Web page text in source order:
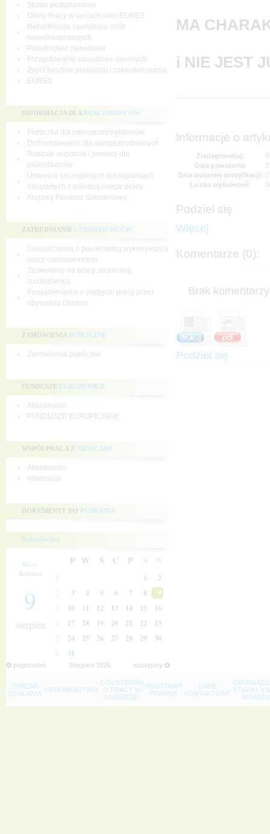
Studia podyplomowe
Oferty Pracy w ramach sieci EURES
Rehabilitacja zawodowa osób
niepełnosprawnych
Poradnictwo zawodowe
Przygotowanie zawodowe dorosłych
Zwrot kosztów przejazdu i zakwaterowania
EURES
INFORMACJA DLA PRACODAWCÓW
Pożyczka dla mikroprzedsiębiorców
Dofinansowania dla samozatrudnionych
Rodzaje wsparcia i pomocy dla
pracodawców
Ustawa o szczególnych rozwiązaniach
związanych z ochroną miejsc pracy
Krajowy Fundusz Szkoleniowy
ZATRUDNIANIE CUDZOZIEMCÓW
Oświadczenia o powierzeniu wykonywania
pracy cudzoziemcowi
Zezwolenie na pracę sezonową
cudzoziemca
Powiadomienie o podjęciu pracy przez
obywatela Ukrainy
ZAMÓWIENIA PUBLICZNE
Zamówienia publiczne
FUNDUSZE EUROPEJSKIE
Aktualności
FUNDUSZE EUROPEJSKIE
WSPÓŁPRACA Z NIEMCAMI
Aktualności
Informacje
DOKUMENTY DO POBRANIA
Kalendarium
Klary
Romana
9
sierpien
P W Ś C P S N
1 1 2
2 3 4 5 6 7 8 9
3 10 11 12 13 14 15 16
4 17 18 19 20 21 22 23
5 24 25 26 27 28 29 30
6 31
poprzedni następny
Sierpien 2026
MA
i NIE JEST
Informacje o
Zredagował(a):
Data powstania:
Data ostatniej modyfikacji:
Liczba wyświetleń:
Podziel się
Więcej
Komentarze (0):
Brak
Podziel się
OBSZAR
DZIAŁANIA KIEROWNICTWO
OGŁOSZENIA
O PRACY W
URZĘDZIE
PODSTAWY
PRAWNE
DANE
KONTAKTOWE STAWKI,